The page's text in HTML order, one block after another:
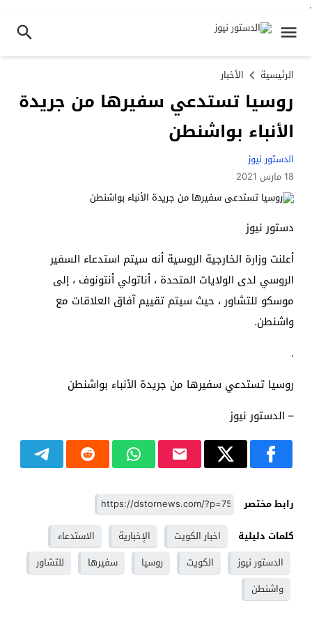
.
الرئيسية الأخبار
روسيا تستدعي سفيرها من جريدة
الأنباء بواشنطن
الدستور نيوز
18 مارس 2021
دستور نيوز
أعلنت وزارة الخارجية الروسية أنه سيتم استدعاء السفير
الروسي لدى الولايات المتحدة ، أناتولي أنتونوف ، إلى
موسكو للتشاور ، حيث سيتم تقييم آفاق العلاقات مع
واشنطن.
.
روسيا تستدعي سفيرها من جريدة الأنباء بواشنطن
– الدستور نيوز
رابط مختصر
كلمات دليلية
اخبار الكويت الإخبارية
الاستدعاء
الدستور نيوز
الكويت روسيا سفيرها
للتشاور
واشنطن